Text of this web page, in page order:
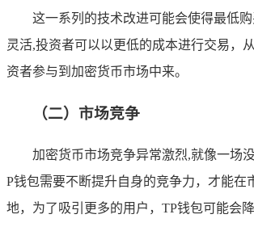
这一系列的技术改进可能会使得最低
灵活,投资者可以以更低的成本进行交易，
资者参与到加密货币市场中来。
（二）市场竞争
加密货币市场竞争异常激烈,就像一场
P钱包需要不断提升自身的竞争力，才能在
地，为了吸引更多的用户，TP钱包可能会